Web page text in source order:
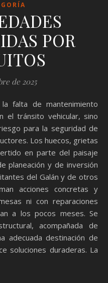
POR
de 2025
el tránsito vehicular, sino
para la seguridad de
Los huecos, grietas
en parte del paisaje
planeación y de inversión
del Galán y de otros
acciones concretas y
ni con reparaciones
a los pocos meses. Se
acompañada de
adecuada destinación de
soluciones duraderas. La